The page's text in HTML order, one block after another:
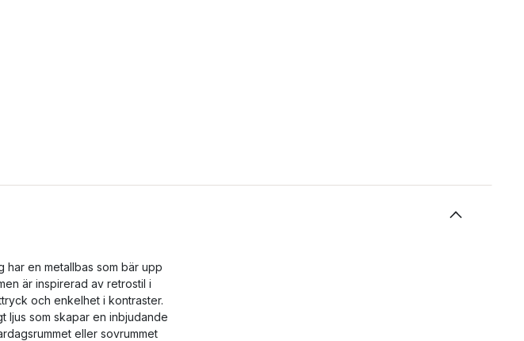
har en metallbas som bär upp
är inspirerad av retrostil i
och enkelhet i kontraster.
ljus som skapar en inbjudande
eller sovrummet